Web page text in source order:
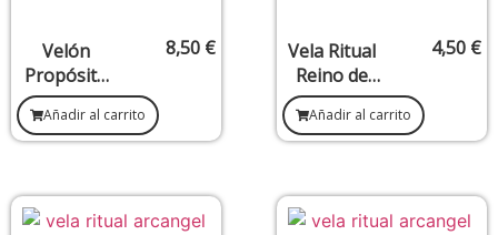
Velón
Propósito
Cruz de
Caravaca –
Protección,
apertura
espiritual
8,50 €
Añadir al carrito
Vela Ritual
Reino de
las Hadas –
Magia,
Belleza y
Natural
4,50 €
Añadir al carrito